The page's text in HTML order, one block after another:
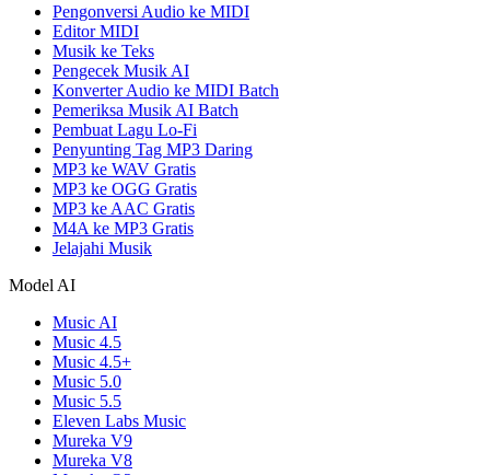
Pengonversi Audio ke MIDI
Editor MIDI
Musik ke Teks
Pengecek Musik AI
Konverter Audio ke MIDI Batch
Pemeriksa Musik AI Batch
Pembuat Lagu Lo-Fi
Penyunting Tag MP3 Daring
MP3 ke WAV Gratis
MP3 ke OGG Gratis
MP3 ke AAC Gratis
M4A ke MP3 Gratis
Jelajahi Musik
Model AI
Music AI
Music 4.5
Music 4.5+
Music 5.0
Music 5.5
Eleven Labs Music
Mureka V9
Mureka V8